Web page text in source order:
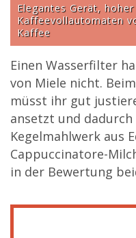
Elegantes Gerät,
Kaffeevollautomaten
Kaffee
Einen Wasserfilter
von Miele nicht.
müsst ihr gut
ansetzt und dadurch
Kegelmahlwerk aus
Cappuccinatore-
in der Bewertung